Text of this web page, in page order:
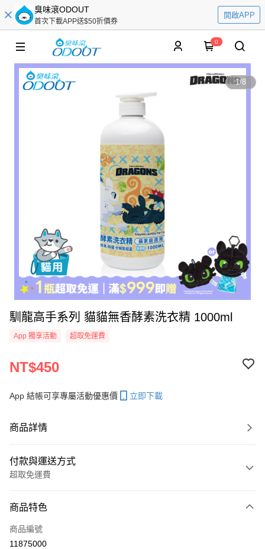
臭味滾ODOUT
首次下載APP送$50折價券
開啟APP
0
1/8
馴龍高手系列 貓貓無香酵素洗衣精 1000ml
App 獨享活動 超取免運費
NT$450
App 結帳可享專屬活動優惠價 立即下載
商品詳情
付款與運送方式
超取免運費
信用卡一次付款
信用卡分期付款
商品特色
商品編號
11875000